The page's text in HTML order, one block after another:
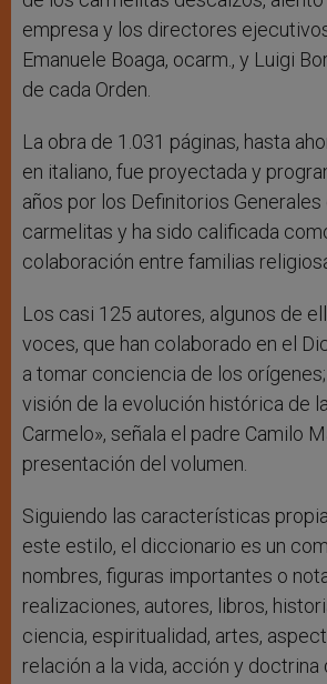
empresa y los directores
Emanuele Boaga, ocarm., y Luigi
de cada Orden.
La obra de 1.031 páginas, hasta
en italiano, fue proyectada y
años por los Definitorios
carmelitas y ha sido calificada
colaboración entre familias
Los casi 125 autores, algunos de
voces, que han colaborado en el
a tomar conciencia de los
visión de la evolución histórica de
Carmelo», señala el padre Camilo
presentación del volumen.
Siguiendo las características
este estilo, el diccionario es un
nombres, figuras importantes o
realizaciones, autores, libros,
ciencia, espiritualidad, artes,
relación a la vida, acción y doctrina